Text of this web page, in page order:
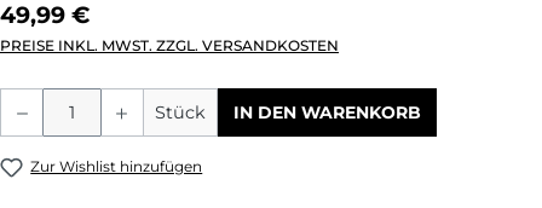
49,99 €
PREISE INKL. MWST. ZZGL. VERSANDKOSTEN
Produkt Anzahl: Gib den gewünschten
Stück IN DEN WARENKORB
Zur Wishlist hinzufügen